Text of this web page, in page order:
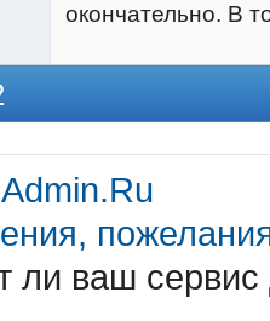
окончательно. В
ли ваш сервис